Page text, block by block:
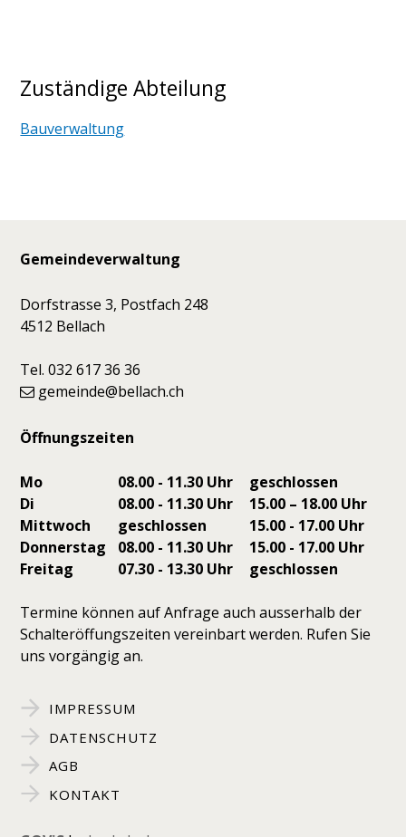
Zuständige Abteilung
Bauverwaltung
Footer
Gemeindeverwaltung
Dorfstrasse 3, Postfach 248
4512 Bellach
Tel. 032 617 36 36
gemeinde@bellach.ch
Öffnungszeiten
Mo 08.00 - 11.30 Uhr
geschlossen
Di
08.00 - 11.30 Uhr
15.00 – 18.00 Uhr
Mittwoch
geschlossen
15.00 - 17.00 Uhr
Donnerstag
08.00 - 11.30 Uhr
15.00 - 17.00 Uhr
Freitag
07.30 - 13.30 Uhr geschlossen
Termine können auf Anfrage auch ausserhalb der
Schalteröffungszeiten vereinbart werden. Rufen Sie
uns vorgängig an.
IMPRESSUM
DATENSCHUTZ
AGB
KONTAKT